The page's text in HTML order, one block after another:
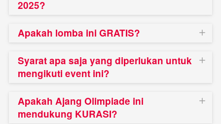
2025?
Apakah lomba ini GRATIS?
Syarat apa saja yang diperlukan untuk
mengikuti event ini?
Apakah Ajang Olimpiade ini
mendukung KURASI?